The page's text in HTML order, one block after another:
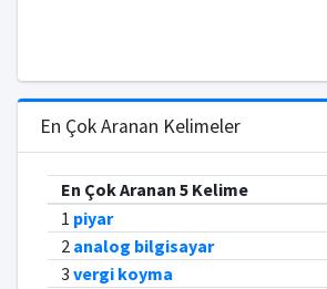
En Çok Aranan Kelimeler
En Çok Aranan 5 Kelime
1 piyar
2 analog bilgisayar
3 vergi koyma